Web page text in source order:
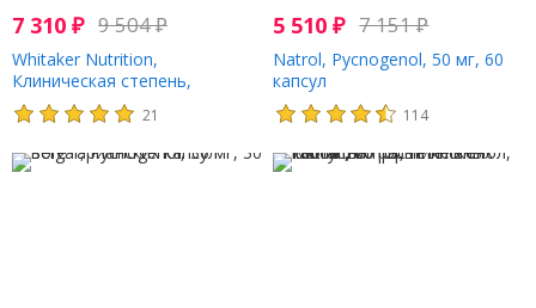
7 310 ₽ 9 504₽
Whitaker Nutrition,
Клиническая степень,
пикногенол, 50 мг, 60 капсул
21
5 510₽ 7 151₽
Natrol, Pycnogenol, 50 мг, 60
капсул
114